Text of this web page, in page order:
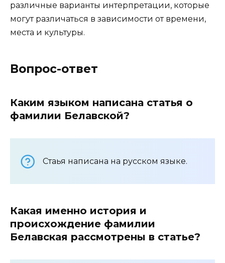
различные варианты интерпретации, которые
могут различаться в зависимости от времени,
места и культуры.
Вопрос-ответ
Каким языком написана статья о
фамилии Белавской?
Стаья написана на русском языке.
Какая именно история и
происхождение фамилии
Белавская рассмотрены в статье?